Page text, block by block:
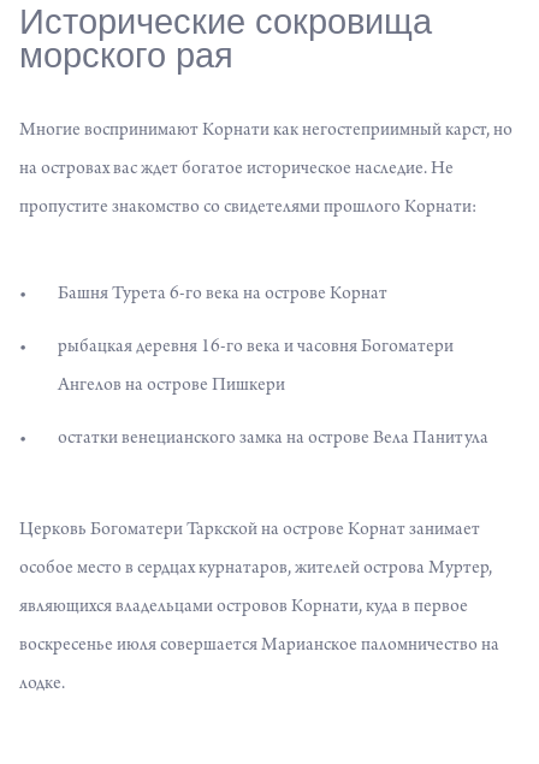
Исторические сокровища
морского рая
Многие воспринимают Корнати как негостеприимный карст, но
на островах вас ждет богатое историческое наследие. Не
пропустите знакомство со свидетелями прошлого Корнати:
Башня Турета 6-го века на острове Корнат
рыбацкая деревня 16-го века и часовня Богоматери
Ангелов на острове Пишкери
остатки венецианского замка на острове Вела Панитула
Церковь Богоматери Таркской на острове Корнат занимает
особое место в сердцах курнатаров, жителей острова Муртер,
являющихся владельцами островов Корнати, куда в первое
воскресенье июля совершается Марианское паломничество на
лодке.